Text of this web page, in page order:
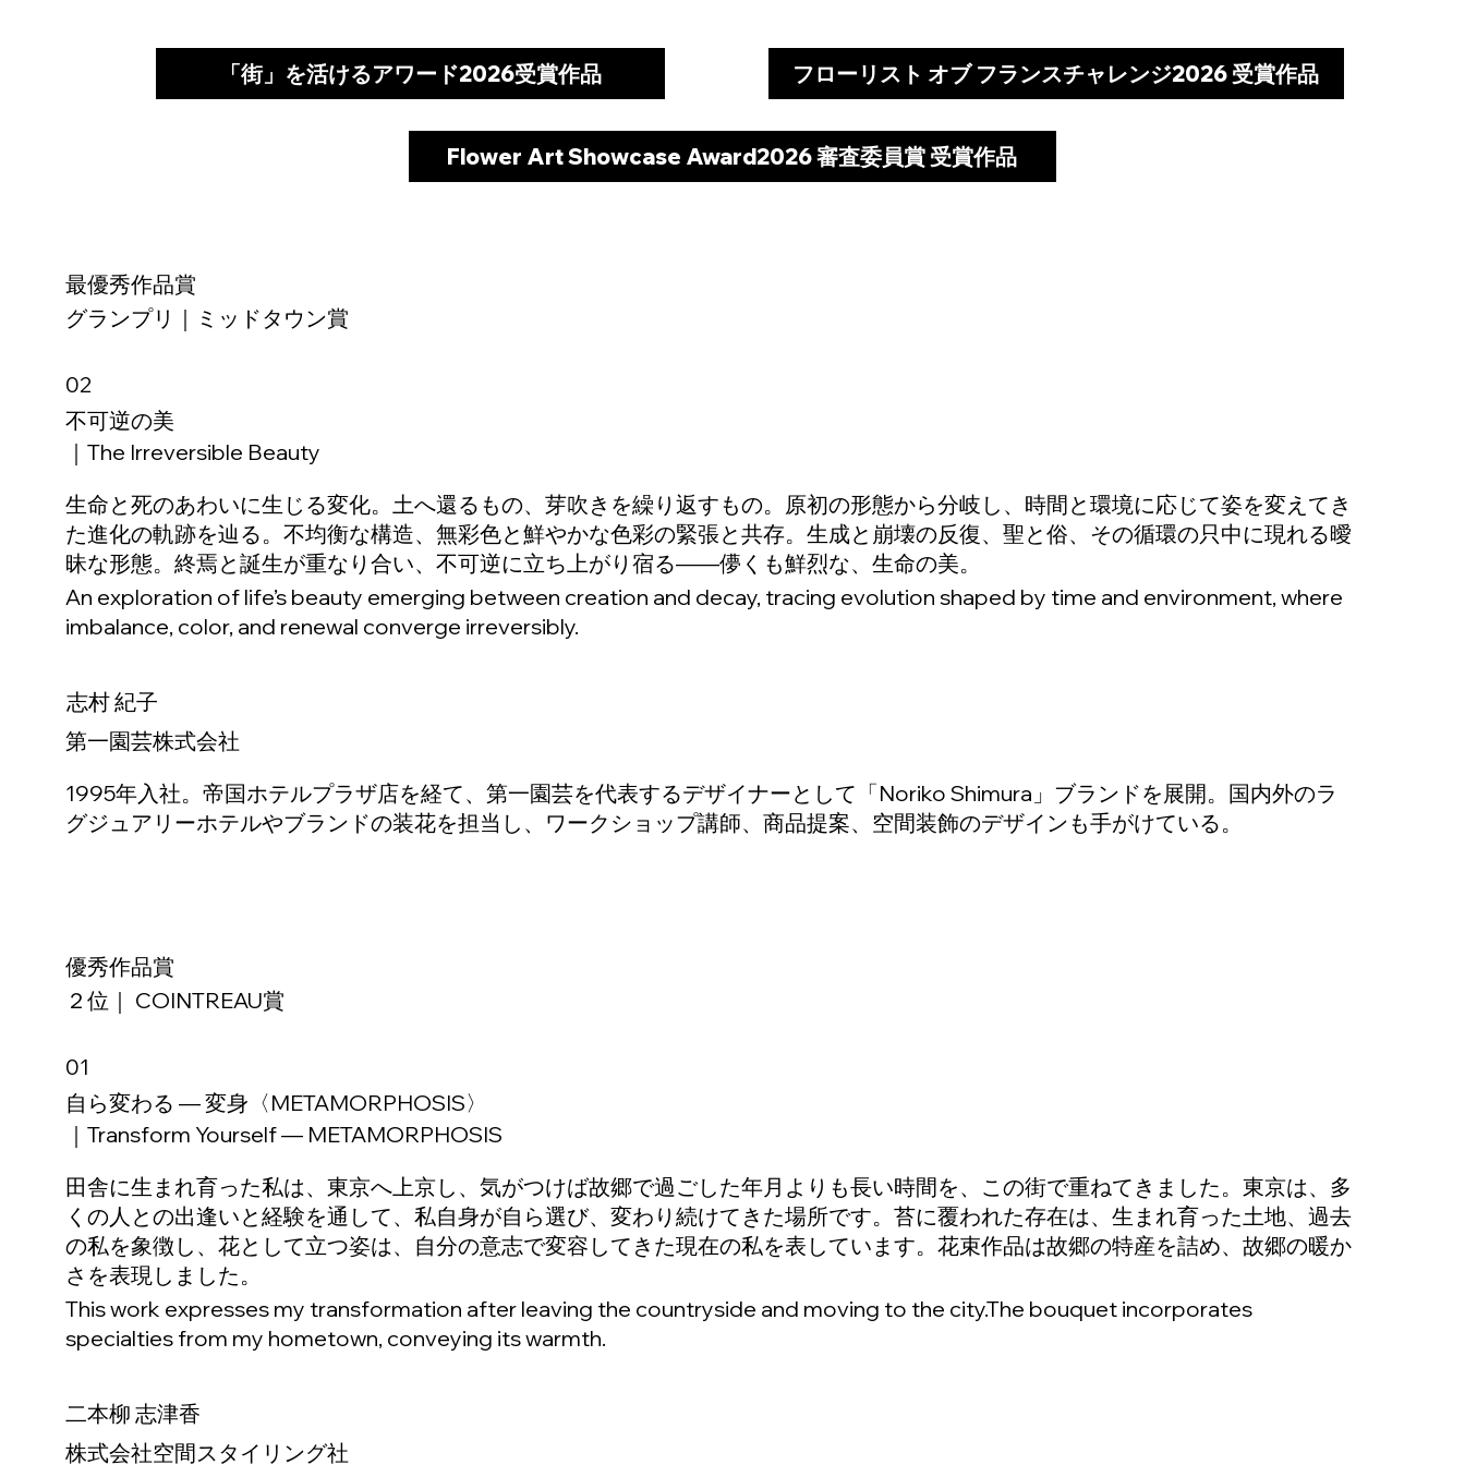
「街」を活けるアワード2026受賞作品 フローリスト オブ フランスチャレンジ2026 受賞作品
Flower Art Showcase Award2026 審査委員賞 受賞作品
最優秀作品賞
​グランプリ｜ミッドタウン賞
02
不可逆の美
｜The Irreversible Beauty
生命と死のあわいに生じる変化。土へ還るもの、芽吹きを繰り返すもの。原初の形態から分岐し、時間と環境に応じて姿を変えてき
た進化の軌跡を辿る。不均衡な構造、無彩色と鮮やかな色彩の緊張と共存。生成と崩壊の反復、聖と俗、その循環の只中に現れる曖
昧な形態。終焉と誕生が重なり合い、不可逆に立ち上がり宿る――儚くも鮮烈な、生命の美。
An exploration of life’s beauty emerging between creation and decay, tracing evolution shaped by time and environment, where
imbalance, color, and renewal converge irreversibly.
志村 紀子
第一園芸株式会社
1995年入社。帝国ホテルプラザ店を経て、第一園芸を代表するデザイナーとして「Noriko Shimura」ブランドを展開。国内外のラ
グジュアリーホテルやブランドの装花を担当し、ワークショップ講師、商品提案、空間装飾のデザインも手がけている。
優秀作品賞
２位｜ COINTREAU賞
01
自ら変わる ― 変身〈METAMORPHOSIS〉
｜Transform Yourself — METAMORPHOSIS
田舎に生まれ育った私は、東京へ上京し、気がつけば故郷で過ごした年月よりも長い時間を、この街で重ねてきました。東京は、多
くの人との出逢いと経験を通して、私自身が自ら選び、変わり続けてきた場所です。苔に覆われた存在は、生まれ育った土地、過去
の私を象徴し、花として立つ姿は、自分の意志で変容してきた現在の私を表しています。花束作品は故郷の特産を詰め、故郷の暖か
さを表現しました。
This work expresses my transformation after leaving the countryside and moving to the city.The bouquet incorporates
specialties from my hometown, conveying its warmth.
二本柳 志津香
株式会社空間スタイリング社